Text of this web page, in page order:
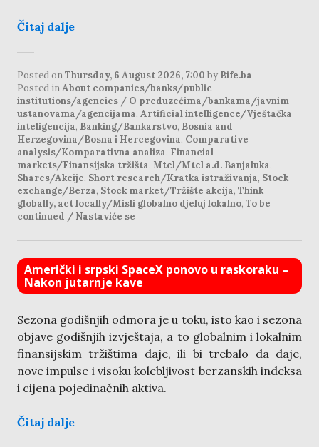
Čitaj dalje
Posted onThursday, 6 August 2026, 7:00 by Bife.ba
Posted inAbout companies/banks/public
institutions/agencies / O preduzećima/bankama/javnim
ustanovama/agencijama, Artificial intelligence/Vještačka
inteligencija, Banking/Bankarstvo, Bosnia and
Herzegovina/Bosna i Hercegovina, Comparative
analysis/Komparativna analiza, Financial
markets/Finansijska tržišta, Mtel/Mtel a.d. Banjaluka,
Shares/Akcije, Short research/Kratka istraživanja, Stock
exchange/Berza, Stock market/Tržište akcija, Think
globally, act locally/Misli globalno djeluj lokalno, To be
continued / Nastaviće se
Američki i srpski SpaceX ponovo u raskoraku –
Nakon jutarnje kave
Sezona godišnjih odmora je u toku, isto kao i sezona
objave godišnjih izvještaja, a to globalnim i lokalnim
finansijskim tržištima daje, ili bi trebalo da daje,
nove impulse i visoku kolebljivost berzanskih indeksa
i cijena pojedinačnih aktiva.
Čitaj dalje